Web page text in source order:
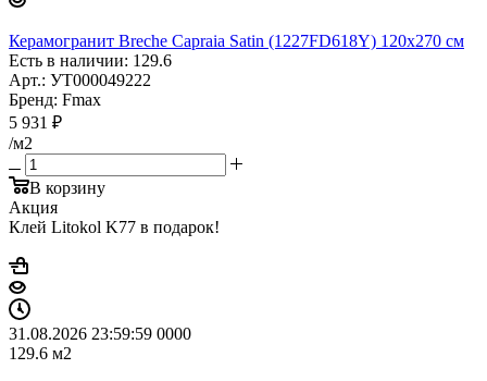
Керамогранит Breche Capraia Satin (1227FD618Y) 120x270 см
Есть в наличии: 129.6
Арт.: УТ000049222
Бренд: Fmax
5 931 ₽
/м2
В корзину
Акция
Клей Litokol K77 в подарок!
31.08.2026 23:59:59 0000
129.6 м2